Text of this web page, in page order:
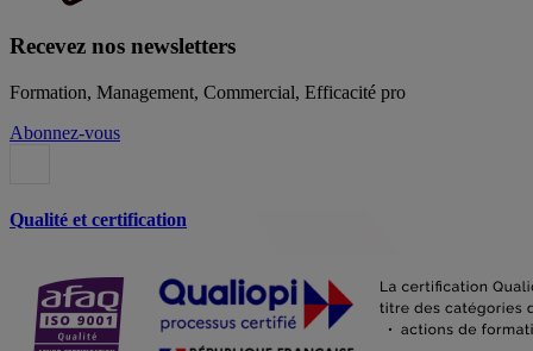
Recevez nos newsletters
Formation, Management, Commercial, Efficacité pro
Abonnez-vous
Qualité et certification